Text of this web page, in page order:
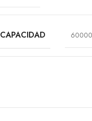
CAPACIDAD